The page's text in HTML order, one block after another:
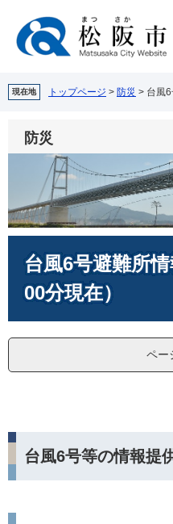
現在地 トップページ > 防災 > 台風
防災
台風6号避難所
00分現在）
ペー
台風6号等の情報提